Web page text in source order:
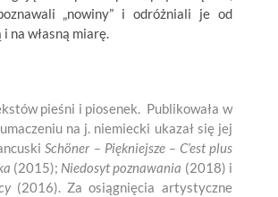
„nowiny” i odróżniali je od
na własną miarę.
pieśni i piosenek. Publikowała w
na j. niemiecki ukazał się jej
Schöner– Piękniejsze – C’est plus
(2015); Niedosytpoznawania (2018) i
(2016). Za osiągnięcia artystyczne